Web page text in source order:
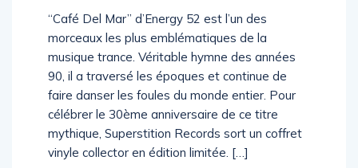
“Café Del Mar” d’Energy 52 est l’un des
morceaux les plus emblématiques de la
musique trance. Véritable hymne des années
90, il a traversé les époques et continue de
faire danser les foules du monde entier. Pour
célébrer le 30ème anniversaire de ce titre
mythique, Superstition Records sort un coffret
vinyle collector en édition limitée. […]